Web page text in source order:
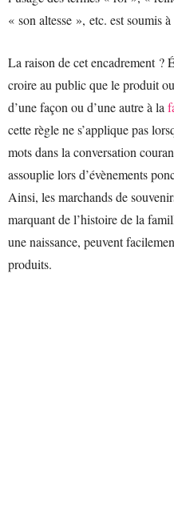
« son altesse », etc. est soumis
La raison de cet encadrement ?
croire au public que le produit
d’une façon ou d’une autre à la
cette règle ne s’applique pas
mots dans la conversation
assouplie lors d’évènements
Ainsi, les marchands de
marquant de l’histoire de la
une naissance, peuvent
produits.